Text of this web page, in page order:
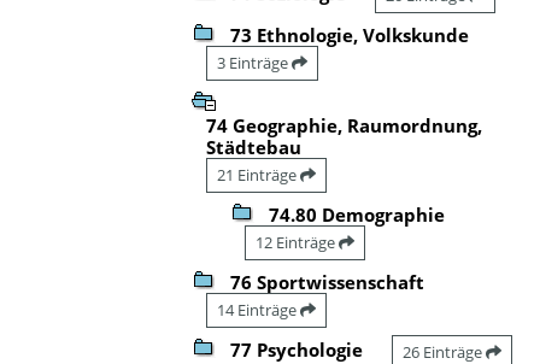
73 Ethnologie, Volkskunde
3 Einträge
74 Geographie, Raumordnung,
Städtebau
21 Einträge
74.80 Demographie
12 Einträge
76 Sportwissenschaft
14 Einträge
77 Psychologie 26 Einträge